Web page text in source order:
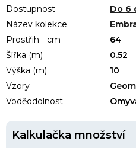
Dostupnost
Do 6
Název kolekce
Prostřih - cm
64
Šířka (m)
0.52
Výška (m)
10
Vzory
Voděodolnost
Kalkulačka množství